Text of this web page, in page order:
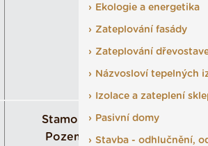
Stamont -
Pozemní
Ekologie a energetika
Zateplování fasády
Zateplování
Názvosloví tepelných
Izolace a zateplení
Pasivní domy
Stavba - odhlučnění,